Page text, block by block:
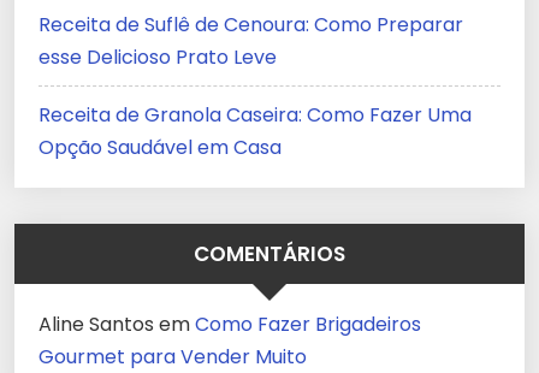
Receita de Suflê de Cenoura: Como Preparar
esse Delicioso Prato Leve
Receita de Granola Caseira: Como Fazer Uma
Opção Saudável em Casa
COMENTÁRIOS
Aline Santos emComo Fazer Brigadeiros
Gourmet para Vender Muito